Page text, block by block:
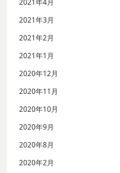
2021年3月
2021年2月
2021年1月
2020年12月
2020年11月
2020年10月
2020年9月
2020年8月
2020年2月